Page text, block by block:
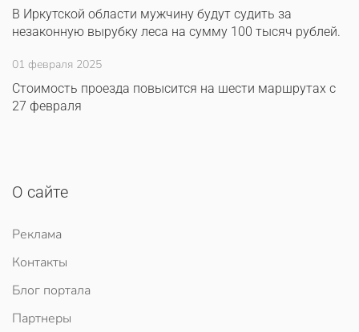
В Иркутской области мужчину будут судить за
незаконную вырубку леса на сумму 100 тысяч рублей.
01 февраля 2025
Стоимость проезда повысится на шести маршрутах с
27 февраля
О сайте
Реклама
Контакты
Блог портала
Партнеры